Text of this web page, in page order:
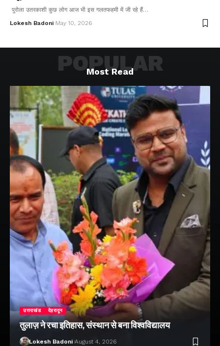
पुरोला उतरकाशी कुछ लोग आज भी इस गलतफहमी में जी रहे हैं…
Lokesh Badoni May 10, 2026
Most Read
POPULAR
उत्तराखंड देहरादून
तुलाज़ ने रचा इतिहास, संस्थान से बना विश्वविद्यालय
Lokesh Badoni August 4, 2026